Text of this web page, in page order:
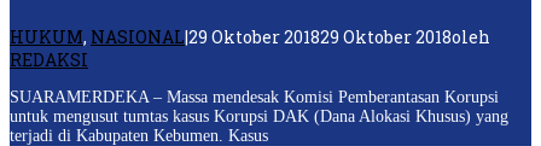
HUKUM, NASIONAL|29 Oktober 201829 Oktober 2018oleh
REDAKSI
SUARAMERDEKA – Massa mendesak Komisi Pemberantasan Korupsi
untuk mengusut tumtas kasus Korupsi DAK (Dana Alokasi Khusus) yang
terjadi di Kabupaten Kebumen. Kasus